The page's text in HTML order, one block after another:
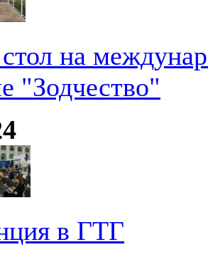
на
"Зодчество"
в ГТГ